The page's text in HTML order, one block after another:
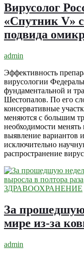
Вирусолог
«Спутник V»
подвида
admin
Эффективность
вирусологии
фундаментальной и
Шестопалов. По его
консервативные
меняются с большим
необходимости
выявление вариантов
исключительно
распространение
ЗДРАВООХРАНЕНИЕ
За
мире из-за
admin